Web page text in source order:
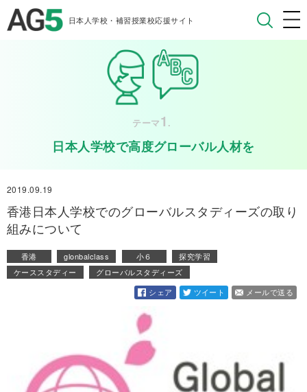
日本人学校・補習授業校応援サイト
テーマ1 .
日本人学校で高度グローバル人材を
2019.09.19
香港日本人学校でのグローバルスタディーズの取り
組みについて
香港 glonbalclass 小６
探究学習
ケーススタディー
グローバルスタディーズ
シェア
ツイート メールで送る